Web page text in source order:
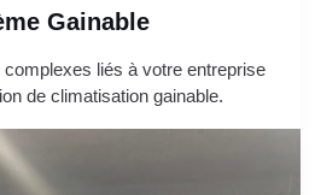
Gainable
liés à votre entreprise
de climatisation gainable.